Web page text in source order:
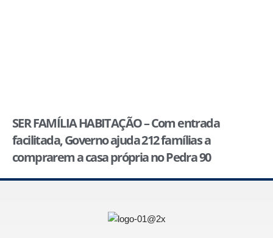
SER FAMÍLIA HABITAÇÃO – Com entrada
facilitada, Governo ajuda 212 famílias a
comprarem a casa própria no Pedra 90